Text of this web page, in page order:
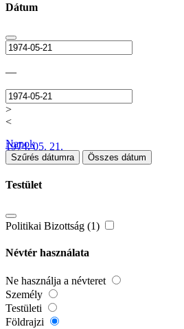
Dátum
—
>
<
1974. 05. 21.
Napok
Szűrés dátumra Összes dátum
Testület
Politikai Bizottság (1)
Névtér használata
Ne használja a névteret
Személy
Testületi
Földrajzi